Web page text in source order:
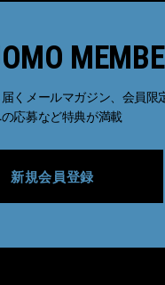
くメールマガジン、会員限
応募など特典が満載
新規会員登録